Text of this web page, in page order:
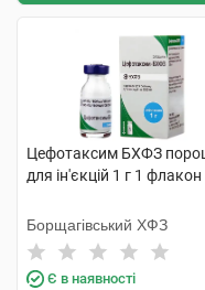
Цефотаксим БХФЗ
для ін'єкцій 1 г 1 флакон
Борщагівський ХФЗ
Є в наявності